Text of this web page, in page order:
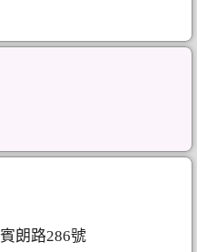
朗路286號